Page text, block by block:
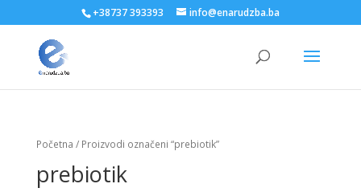
+38737 393393 info@enarudzba.ba
Početna / Proizvodi označeni “prebiotik”
prebiotik